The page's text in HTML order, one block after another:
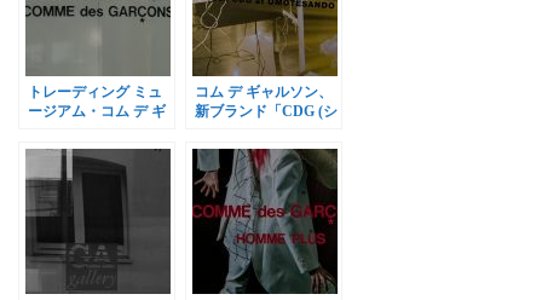
トレーディング ミュ
ージアム・コム デ ギ
日オープン
コム デ ギャルソン、
新ブランド「CDG (シ
店オープン